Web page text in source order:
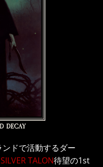
ドで活動するダー
SILVER TALON待望の1st